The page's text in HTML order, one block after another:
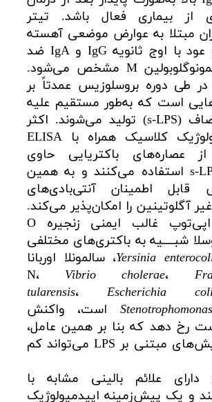
از بیماری فعال باشد. تیتر
مبتلا به عوارض موضعی آهسته
کاهش می‌یابد و عود با اوج ثانویه IgG و IgA ضد
بروسلا، اما نه ایمونوگلوبولین M مشخص می‌شود.
طی دوره بروسلوزیس عمدتاً بر
است که به‌طور مستقیم علیه
لیپوپلی‌ساکارید صاف (s-LPS) تولید می‌شوند. اکثر
آزمایش‌های سرولوژیک کلاسیک همراه با ELISA
عصاره‌های باکتریایی حاوی
غلظت‌های بالا s-LPS استفاده می‌کنند و به همین
اطمینان آنتی‌بادی‌های
آگلوتینین را امکان‌پذیر می‌کند.
از آنجایی که اپی‌توپ غالب ایمنی زنجیره O
شبــــیه به باکتری‌های مختلفی
YersiniaO: ۹، سالمونلا اوربانا
Vibrio cholerae،
tularensis،Escherichia
است، واکنش
رخ دهد که بنا بر همین عامل،
اختصاصیت آزمایش‌های مبتنی بر LPS می‌تواند کم
دارای علائم بالینی مشابه با
و یک پیش‌زمینه اپیدمیولوژیک